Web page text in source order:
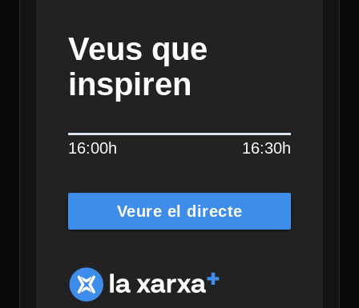
Veus que
inspiren
16:00h 16:30h
Veure el directe